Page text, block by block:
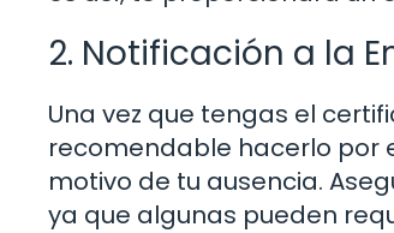
2. Notificación a la
Una vez que tengas el
recomendable hacerlo por
motivo de tu ausencia.
ya que algunas pueden